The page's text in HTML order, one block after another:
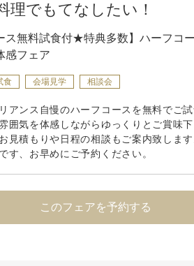
理でもてなしたい！
ス無料試食付★特典多数】ハーフコ
感フェア
食 会場見学 相談会
アンス自慢のハーフコースを無料でご試
囲気を体感しながらゆっくりとご賞味
見積もりや日程の相談もご案内致しま
す、お早めにご予約ください。
このフェアを予約する